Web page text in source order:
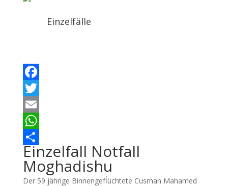
Einzelfälle
Facebook
Twitter
Email
WhatsApp
Teilen
Einzelfall Notfall
Moghadishu
Der 59 jährige Binnengefĺüchtete Cusman Mahamed